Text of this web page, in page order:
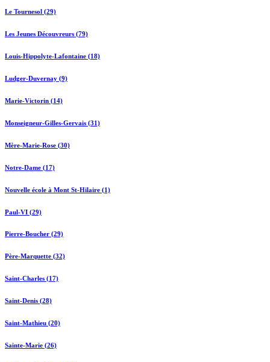
Le Tournesol (29)
Les Jeunes Découvreurs (79)
Louis-Hippolyte-Lafontaine (18)
Ludger-Duvernay (9)
Marie-Victorin (14)
Monseigneur-Gilles-Gervais (31)
Mère-Marie-Rose (30)
Notre-Dame (17)
Nouvelle école à Mont St-Hilaire (1)
Paul-VI (29)
Pierre-Boucher (29)
Père-Marquette (32)
Saint-Charles (17)
Saint-Denis (28)
Saint-Mathieu (20)
Sainte-Marie (26)